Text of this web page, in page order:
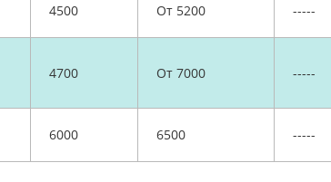
4500 От 5200 -----
4700 От 7000 -----
6000 6500 -----